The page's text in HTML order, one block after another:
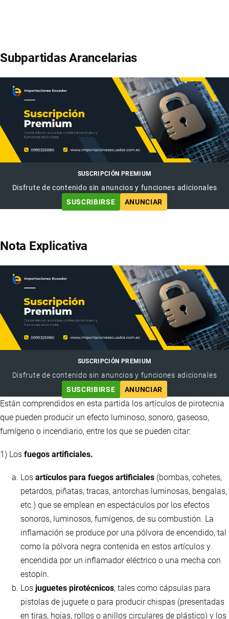
Subpartidas Arancelarias
SUSCRIPCIÓN PREMIUM
Disfrute de contenido sin anuncios y funciones adicionales
SUSCRIBIRSE
ANUNCIAR
Nota Explicativa
SUSCRIPCIÓN PREMIUM
Disfrute de contenido sin anuncios y funciones adicionales
SUSCRIBIRSE
ANUNCIAR
Están comprendidos en esta partida los artículos de pirotecnia
que pueden producir un efecto luminoso, sonoro, gaseoso,
fumígeno o incendiario, entre los que se pueden citar:
1) Los fuegos artificiales.
Los artículos para fuegos artificiales (bombas, cohetes,
petardos, piñatas, tracas, antorchas luminosas, bengalas,
etc.) que se emplean en espectáculos por los efectos
sonoros, luminosos, fumígenos, de su combustión. La
inflamación se produce por una pólvora de encendido, tal
como la pólvora negra contenida en estos artículos y
encendida por un inflamador eléctrico o una mecha con
estopín.
Los juguetes pirotécnicos, tales como cápsulas para
pistolas de juguete o para producir chispas (presentadas
en tiras, hojas, rollos o anillos circulares de plástico) y los